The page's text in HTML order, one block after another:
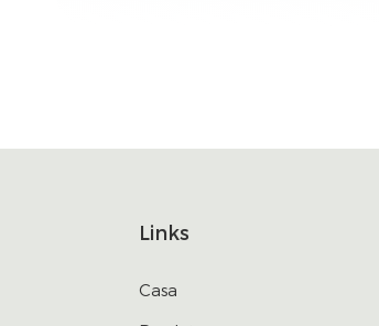
Links
Casa